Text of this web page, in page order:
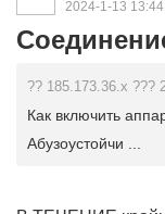
2024-1-13
?? 185.173.36.x ???
Как включить
Абузоустойчи ...